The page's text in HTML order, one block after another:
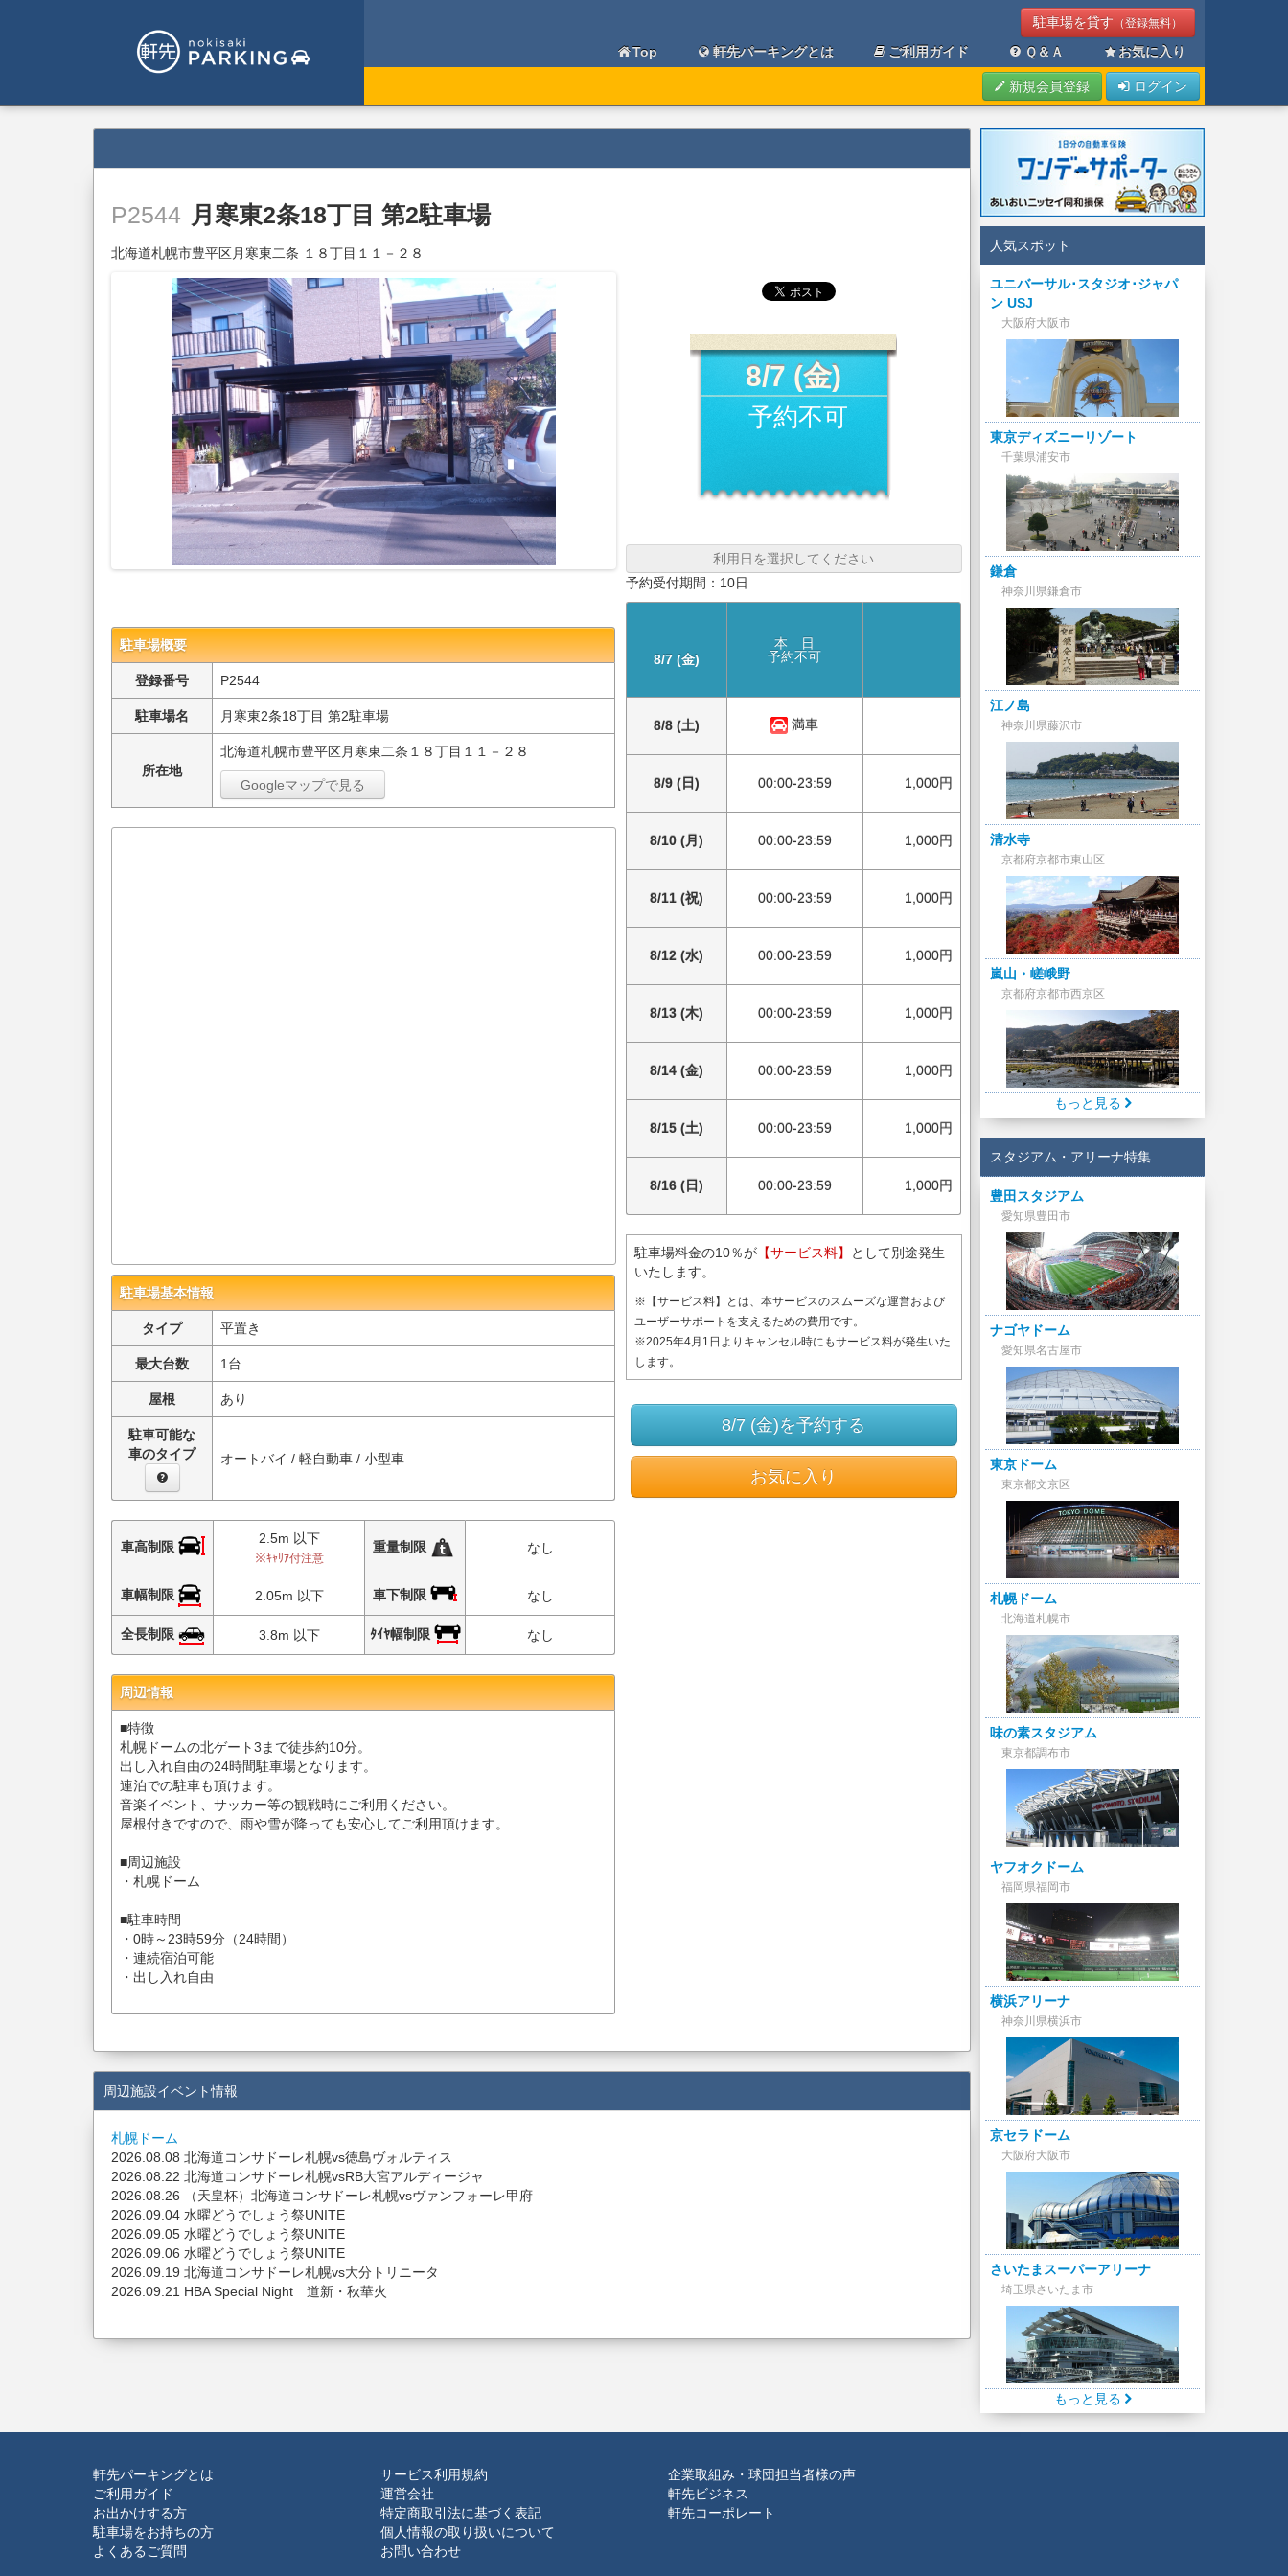
駐車場を貸す （登録無料）
Top 軒先パーキングとは ご利用ガイド Ｑ＆Ａ お気に入り
新規会員登録 ログイン
P2544 月寒東2条18丁目 第2駐車場
北海道札幌市豊平区月寒東二条 １８丁目１１－２８
駐車場概要
登録番号 P2544
駐車場名 月寒東2条18丁目 第2駐車場
所在地
北海道札幌市豊平区月寒東二条１８丁目１１－２８
Googleマップで見る
駐車場基本情報
タイプ 平置き
最大台数 1台
屋根 あり
駐車可能な
車のタイプ
オートバイ / 軽自動車 / 小型車
車高制限
2.5m 以下
※ｷｬﾘｱ付注意
重量制限 なし
車幅制限 2.05m 以下 車下制限 なし
全長制限 3.8m 以下 ﾀｲﾔ幅制限 なし
周辺情報
■特徴
札幌ドームの北ゲート3まで徒歩約10分。
出し入れ自由の24時間駐車場となります。
連泊での駐車も頂けます。
音楽イベント、サッカー等の観戦時にご利用ください。
屋根付きですので、雨や雪が降っても安心してご利用頂けます。
■周辺施設
・札幌ドーム
■駐車時間
・0時～23時59分（24時間）
・連続宿泊可能
・出し入れ自由
8/7 (金)
予約不可
利用日を選択してください
予約受付期間：10日
8/7 (金)
本 日
予約不可
8/8 (土) 満車
8/9 (日) 00:00-23:59 1,000円
8/10 (月) 00:00-23:59 1,000円
8/11 (祝) 00:00-23:59 1,000円
8/12 (水) 00:00-23:59 1,000円
8/13 (木) 00:00-23:59 1,000円
8/14 (金) 00:00-23:59 1,000円
8/15 (土) 00:00-23:59 1,000円
8/16 (日) 00:00-23:59 1,000円
駐車場料金の10％が【サービス料】
として別途発生
いたします。
※【サービス料】とは、本サービスのスムーズな運営および
ユーザーサポートを支えるための費用です。
※2025年4月1日よりキャンセル時にもサービス料が発生いた
します。
8/7 (金)を予約する
お気に入り
周辺施設イベント情報
札幌ドーム
2026.08.08 北海道コンサドーレ札幌vs徳島ヴォルティス
2026.08.22 北海道コンサドーレ札幌vsRB大宮アルディージャ
2026.08.26 （天皇杯）北海道コンサドーレ札幌vsヴァンフォーレ甲府
2026.09.04 水曜どうでしょう祭UNITE
2026.09.05 水曜どうでしょう祭UNITE
2026.09.06 水曜どうでしょう祭UNITE
2026.09.19 北海道コンサドーレ札幌vs大分トリニータ
2026.09.21 HBA Special Night 道新・秋華火
人気スポット
ユニバーサル･スタジオ･ジャパ
ン USJ
大阪府大阪市
東京ディズニーリゾート
千葉県浦安市
鎌倉
神奈川県鎌倉市
江ノ島
神奈川県藤沢市
清水寺
京都府京都市東山区
嵐山・嵯峨野
京都府京都市西京区
もっと見る
スタジアム・アリーナ特集
豊田スタジアム
愛知県豊田市
ナゴヤドーム
愛知県名古屋市
東京ドーム
東京都文京区
札幌ドーム
北海道札幌市
味の素スタジアム
東京都調布市
ヤフオクドーム
福岡県福岡市
横浜アリーナ
神奈川県横浜市
京セラドーム
大阪府大阪市
さいたまスーパーアリーナ
埼玉県さいたま市
もっと見る
軒先パーキングとは
ご利用ガイド
お出かけする方
駐車場をお持ちの方
よくあるご質問
サービス利用規約
運営会社
特定商取引法に基づく表記
個人情報の取り扱いについて
お問い合わせ
企業取組み・球団担当者様の声
軒先ビジネス
軒先コーポレート